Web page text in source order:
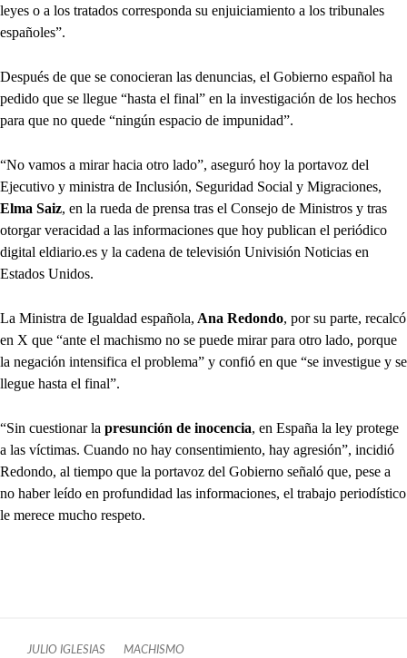
leyes o a los tratados corresponda su enjuiciamiento a los tribunales
españoles”.
Después de que se conocieran las denuncias, el Gobierno español ha
pedido que se llegue “hasta el final” en la investigación de los hechos
para que no quede “ningún espacio de impunidad”.
“No vamos a mirar hacia otro lado”, aseguró hoy la portavoz del
Ejecutivo y ministra de Inclusión, Seguridad Social y Migraciones,
Elma Saiz, en la rueda de prensa tras el Consejo de Ministros y tras
otorgar veracidad a las informaciones que hoy publican el periódico
digital eldiario.es y la cadena de televisión Univisión Noticias en
Estados Unidos.
La Ministra de Igualdad española, Ana Redondo, por su parte, recalcó
en X que “ante el machismo no se puede mirar para otro lado, porque
la negación intensifica el problema” y confió en que “se investigue y se
llegue hasta el final”.
“Sin cuestionar la presunción de inocencia, en España la ley protege
a las víctimas. Cuando no hay consentimiento, hay agresión”, incidió
Redondo, al tiempo que la portavoz del Gobierno señaló que, pese a
no haber leído en profundidad las informaciones, el trabajo periodístico
le merece mucho respeto.
JULIO IGLESIAS MACHISMO